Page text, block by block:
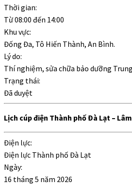
Thời gian:
Từ08:00 đến 14:00
Khu vực:
Đống Đa, Tô Hiến Thành, An Bình.
Lý do:
Thí nghiệm, sửa chữa bảo dưỡng
Trạng thái:
Đã duyệt
Lịch cúp điện Thành phố Đà Lạt –
Điện lực:
Điện lực Thành phố Đà Lạt
Ngày:
16 tháng 5 năm 2026